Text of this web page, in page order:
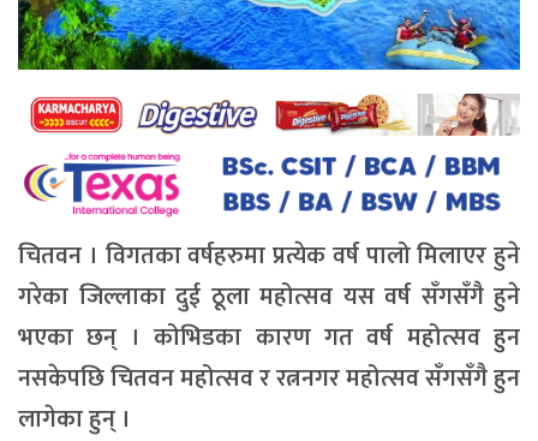
चितवन । विगतका वर्षहरुमा प्रत्येक वर्ष पालो मिलाएर हुने
गरेका जिल्लाका दुई ठूला महोत्सव यस वर्ष सँगसँगै हुने
भएका छन् । कोभिडका कारण गत वर्ष महोत्सव हुन
नसकेपछि चितवन महोत्सव र रत्ननगर महोत्सव सँगसँगै हुन
लागेका हुन् ।